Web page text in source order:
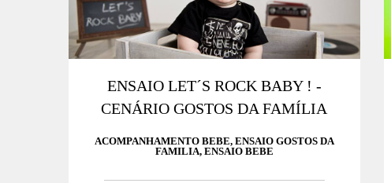
ENSAIO LET´S ROCK BABY ! -
CENÁRIO GOSTOS DA FAMÍLIA
ACOMPANHAMENTO BEBE, ENSAIO GOSTOS DA
FAMILIA, ENSAIO BEBE